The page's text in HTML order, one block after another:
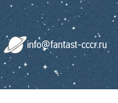
info@fantast-cccr.ru